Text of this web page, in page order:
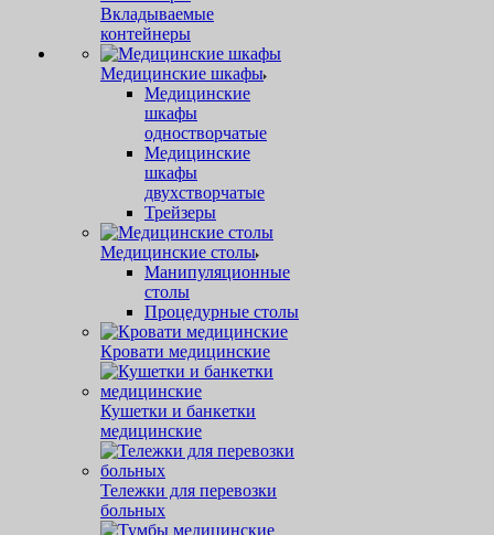
Вкладываемые
контейнеры
Медицинские шкафы
Медицинские
шкафы
одностворчатые
Медицинские
шкафы
двухстворчатые
Трейзеры
Медицинские столы
Манипуляционные
столы
Процедурные столы
Кровати медицинские
Кушетки и банкетки
медицинские
Тележки для перевозки
больных